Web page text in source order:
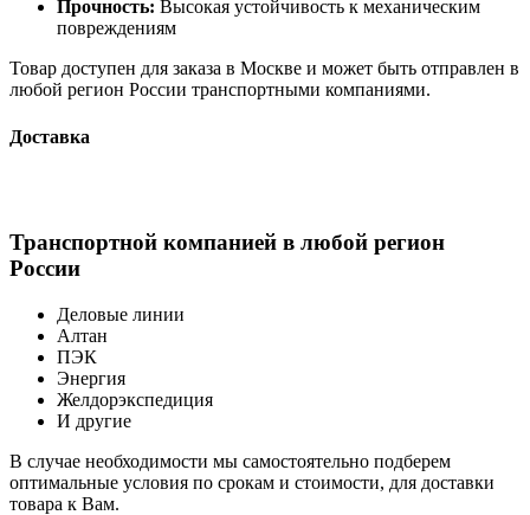
Прочность: Высокая устойчивость к механическим
повреждениям
Товар доступен для заказа в Москве и может быть отправлен в
любой регион России транспортными компаниями.
Доставка
Транспортной компанией в любой регион
России
Деловые линии
Алтан
ПЭК
Энергия
Желдорэкспедиция
И другие
В случае необходимости мы самостоятельно подберем
оптимальные условия по срокам и стоимости, для доставки
товара к Вам.